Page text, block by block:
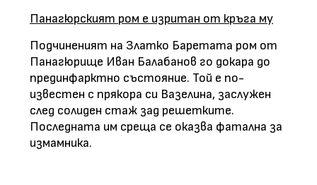
Панагюрският ром е изритан от кръга му
Подчиненият на Златко Баретата ром от
Панагюрище Иван Балабанов го докара до
прединфарктно състояние. Той е по-
известен с прякора си Вазелина, заслужен
след солиден стаж зад решетките.
Последната им среща се оказва фатална за
измамника.